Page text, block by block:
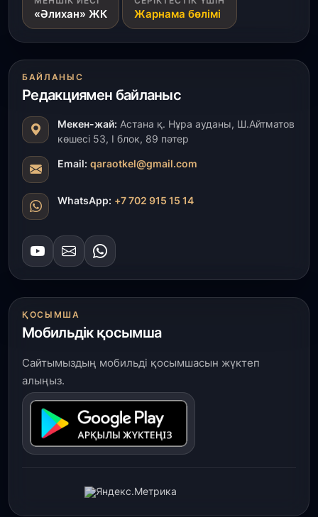
«Әлихан» ЖК Жарнама бөлімі
БАЙЛАНЫС
Редакциямен байланыс
Мекен-жай: Астана қ. Нұра ауданы, Ш.Айтматов
көшесі 53, І блок, 89 пәтер
Email: qaraotkel@gmail.com
WhatsApp: +7 702 915 15 14
ҚОСЫМША
Мобильдік қосымша
Сайтымыздың мобильді қосымшасын жүктеп
алыңыз.